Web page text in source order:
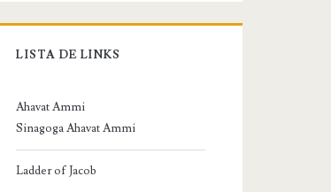
LISTA DE LINKS
Ahavat Ammi
Sinagoga Ahavat Ammi
Ladder of Jacob